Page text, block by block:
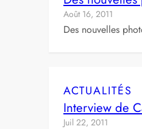
Août 16, 2011
Des nouvelles
ACTUALITÉS
Interview de
Juil 22, 2011